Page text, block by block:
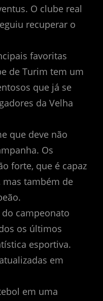
O clube real
recuperar o
favoritas
de Turim tem um
que já se
da Velha
que deve não
Os
forte, que é capaz
também de
campeonato
os últimos
esportiva.
em
em uma